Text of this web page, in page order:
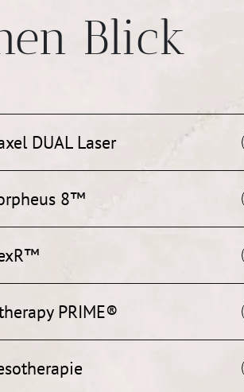
Blick
DUAL Laser
8™
PRIME®